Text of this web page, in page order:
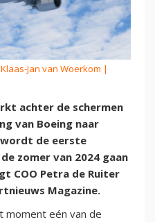
Klaas-Jan van Woerkom |
achter de schermen
van Boeing naar
wordt de eerste
zomer van 2024 gaan
COO Petra de Ruiter
Magazine.
moment eén van de